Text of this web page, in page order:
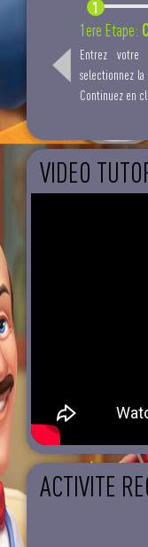
1ere Etape:
Entrez votre
selectionnez
Continuez en
VIDEO
ACTIVITE